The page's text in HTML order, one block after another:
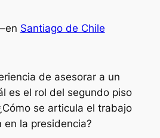
en Santiago de Chile
de asesorar a un
es el rol del segundo piso
se articula el trabajo
en la presidencia?